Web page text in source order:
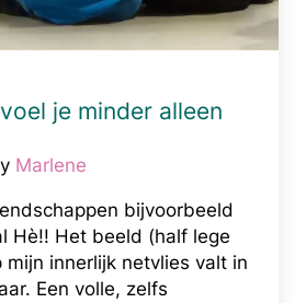
je minder alleen
Marlene
bijvoorbeeld
Hè!! Het beeld (half lege
mijn innerlijk netvlies valt in
Een volle, zelfs